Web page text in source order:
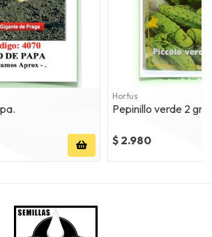
Hortus
Pepinillo verde 2
$ 2.980